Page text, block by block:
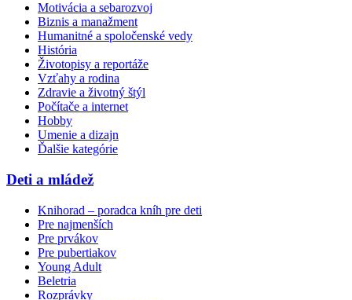
Motivácia a sebarozvoj
Biznis a manažment
Humanitné a spoločenské vedy
História
Životopisy a reportáže
Vzťahy a rodina
Zdravie a životný štýl
Počítače a internet
Hobby
Umenie a dizajn
Ďalšie kategórie
Deti a mládež
Knihorad – poradca kníh pre deti
Pre najmenších
Pre prvákov
Pre pubertiakov
Young Adult
Beletria
Rozprávky